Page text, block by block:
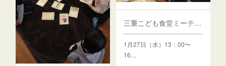
三重こども食堂ミーティング開催♪
1月27日（水）13：00〜
16…